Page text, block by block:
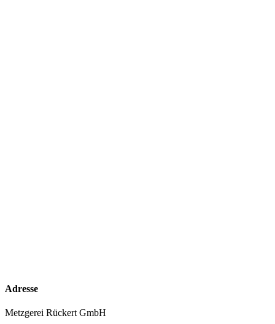
Adresse
Metzgerei Rückert GmbH